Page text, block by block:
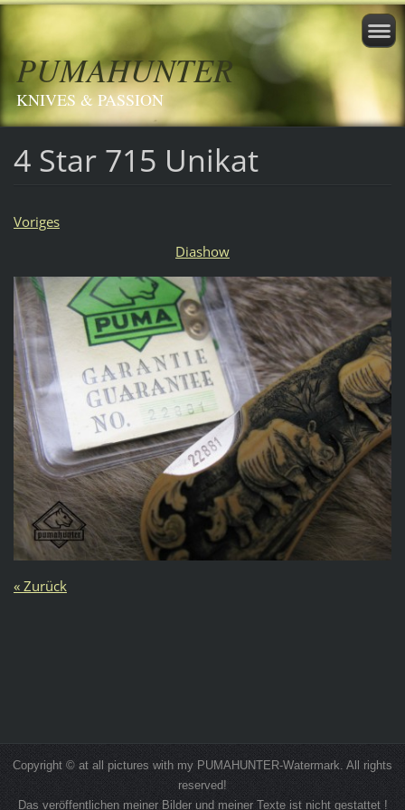
PUMAHUNTER
KNIVES & PASSION
4 Star 715 Unikat
Voriges
Diashow
« Zurück
Copyright © at all pictures with my PUMAHUNTER-Watermark. All rights
reserved!
Das veröffentlichen meiner Bilder und meiner Texte ist nicht gestattet !